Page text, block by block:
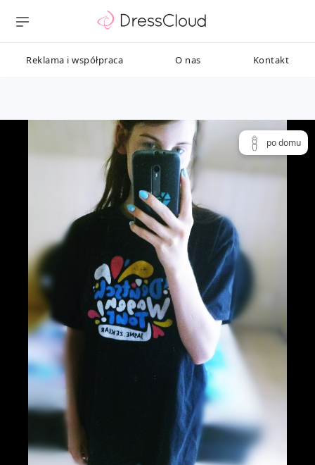
Reklama i współpraca O nas Kontakt
po domu